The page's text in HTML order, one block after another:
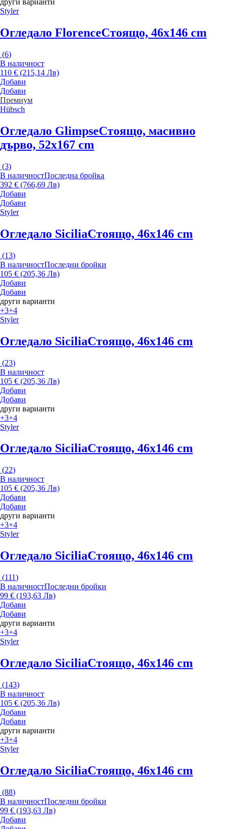
други варианти
Styler
Огледало FlorenceСтоящо, 46x146 cm
(6)
В наличност
110 € (215,14 Лв)
Добави
Добави
Премиум
Hübsch
Огледало GlimpseСтоящо, масивно
дърво, 52x167 cm
(3)
В наличностПоследна бройка
392 € (766,69 Лв)
Добави
Добави
Styler
Огледало SiciliaСтоящо, 46x146 cm
(13)
В наличностПоследни бройки
105 € (205,36 Лв)
Добави
Добави
други варианти
+3+4
Styler
Огледало SiciliaСтоящо, 46x146 cm
(23)
В наличност
105 € (205,36 Лв)
Добави
Добави
други варианти
+3+4
Styler
Огледало SiciliaСтоящо, 46x146 cm
(22)
В наличност
105 € (205,36 Лв)
Добави
Добави
други варианти
+3+4
Styler
Огледало SiciliaСтоящо, 46x146 cm
(111)
В наличностПоследни бройки
99 € (193,63 Лв)
Добави
Добави
други варианти
+3+4
Styler
Огледало SiciliaСтоящо, 46x146 cm
(143)
В наличност
105 € (205,36 Лв)
Добави
Добави
други варианти
+3+4
Styler
Огледало SiciliaСтоящо, 46x146 cm
(88)
В наличностПоследни бройки
99 € (193,63 Лв)
Добави